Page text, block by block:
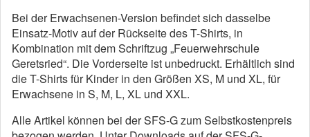
Bei der Erwachsenen-Version befindet sich dasselbe
Einsatz-Motiv auf der Rückseite des T-Shirts, in
Kombination mit dem Schriftzug „Feuerwehrschule
Geretsried“. Die Vorderseite ist unbedruckt. Erhältlich sind
die T-Shirts für Kinder in den Größen XS, M und XL, für
Erwachsene in S, M, L, XL und XXL.
Alle Artikel können bei der SFS-G zum Selbstkostenpreis